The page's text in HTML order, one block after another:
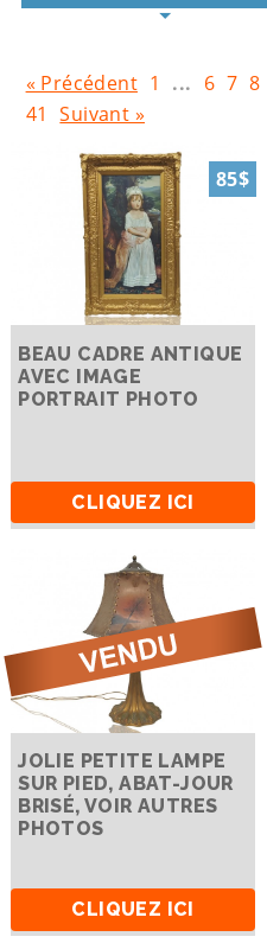
« Précédent 1 ... 6 7 8
41
Suivant »
85$
BEAU CADRE ANTIQUE
AVEC IMAGE
PORTRAIT PHOTO
CLIQUEZ ICI
JOLIE PETITE LAMPE
SUR PIED, ABAT-JOUR
BRISÉ, VOIR AUTRES
PHOTOS
CLIQUEZ ICI